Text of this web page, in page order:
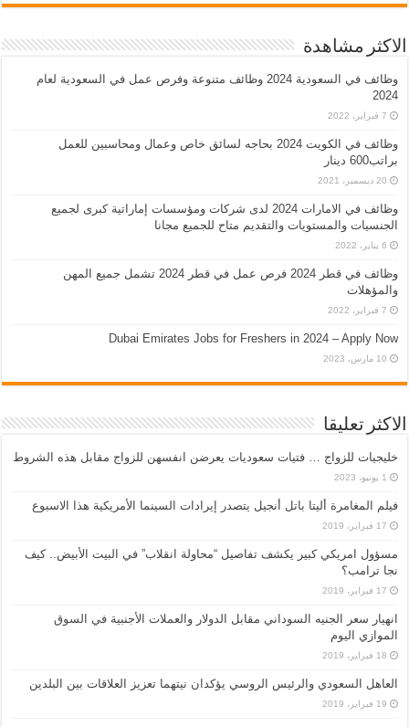
الاكثر مشاهدة
وظائف في السعودية 2024 وظائف متنوعة وفرص عمل في السعودية لعام
2024
7 فبراير، 2022
وظائف في الكويت 2024 بحاجه لسائق خاص وعمال ومحاسبين للعمل
براتب600 دينار
20 ديسمبر، 2021
وظائف في الامارات 2024 لدى شركات ومؤسسات إماراتية كبرى لجميع
الجنسيات والمستويات والتقديم متاح للجميع مجانا
6 يناير، 2022
وظائف في قطر 2024 فرص عمل في قطر 2024 تشمل جميع المهن
والمؤهلات
7 فبراير، 2022
Dubai Emirates Jobs for Freshers in 2024 – Apply Now
10 مارس، 2023
الاكثر تعليقا
خليجيات للزواج … فتيات سعوديات يعرضن انفسهن للزواج مقابل هذه الشروط
1 يونيو، 2023
فيلم المغامرة أليتا‭ ‬باتل أنجيل يتصدر إيرادات السينما الأمريكية هذا الاسبوع
17 فبراير، 2019
مسؤول امريكي كبير يكشف تفاصيل “محاولة انقلاب” في البيت الأبيض.. كيف
نجا ترامب؟
17 فبراير، 2019
انهيار سعر الجنيه السوداني مقابل الدولار والعملات الأجنبية في السوق
الموازي اليوم
18 فبراير، 2019
العاهل السعودي والرئيس الروسي يؤكدان نيتهما تعزيز العلاقات بين البلدين
19 فبراير، 2019